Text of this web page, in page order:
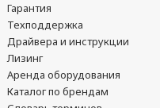
Гарантия
Техподдержка
Драйвера и инструкции
Лизинг
Аренда оборудования
Каталог по брендам